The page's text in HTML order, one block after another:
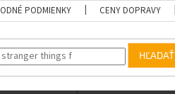
PODMIENKY CENY DOPRAVY
HĽADAŤ